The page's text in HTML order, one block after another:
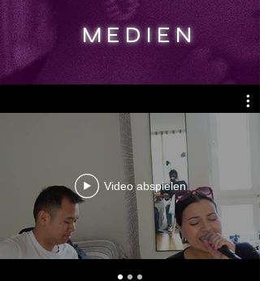
M E D I E N
Video abspielen